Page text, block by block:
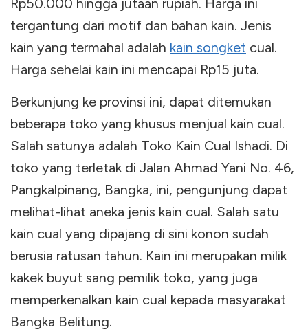
Rp50.000 hingga jutaan rupiah. Harga ini
tergantung dari motif dan bahan kain. Jenis
kain yang termahal adalah kain songket cual.
Harga sehelai kain ini mencapai Rp15 juta.
Berkunjung ke provinsi ini, dapat ditemukan
beberapa toko yang khusus menjual kain cual.
Salah satunya adalah Toko Kain Cual Ishadi. Di
toko yang terletak di Jalan Ahmad Yani No. 46,
Pangkalpinang, Bangka, ini, pengunjung dapat
melihat-lihat aneka jenis kain cual. Salah satu
kain cual yang dipajang di sini konon sudah
berusia ratusan tahun. Kain ini merupakan milik
kakek buyut sang pemilik toko, yang juga
memperkenalkan kain cual kepada masyarakat
Bangka Belitung.